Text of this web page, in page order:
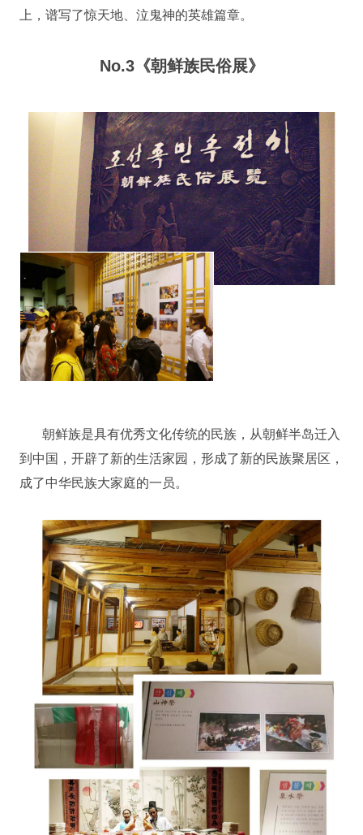
上，谱写了惊天地、泣鬼神的英雄篇章。
No.3《朝鲜族民俗展》
朝鲜族是具有优秀文化传统的民族，从朝鲜半岛迁入
到中国，开辟了新的生活家园，形成了新的民族聚居区，
成了中华民族大家庭的一员。